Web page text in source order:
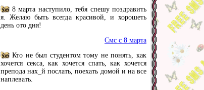
8 марта наступило, тебя спешу поздравить
я. Желаю быть всегда красивой, и хорошеть
день ото дня!
Смс с 8 марта
Кто не был студентом тому не понять, как
хочется секса, как хочется спать, как хочется
препода нах_й послать, поехать домой и на все
наплевать.